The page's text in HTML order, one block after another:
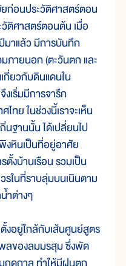
นประวัติศาสตร์ตอน
ติศาสตร์ตอนต้น เมื่อ
าแล้ว มีการบันทึก
ภายนอก (ตะวันตก และ
กี่ยวกับดินแดนใน
งเริ่มมีการจารึก
ไทย ในช่วงนี้เราจะเห็น
นฐานนั้น ได้เปลี่ยนไป
พิงหินเป็นที่อยู่อาศัย
ตั้งบ้านเรือน รวมเป็น
ในที่ราบลุ่มบนเนินตาม
ำต่างๆ
อยู่ใกล้กับเส้นศูนย์สูตร
ลของลมมรสุม ซึ่งพัด